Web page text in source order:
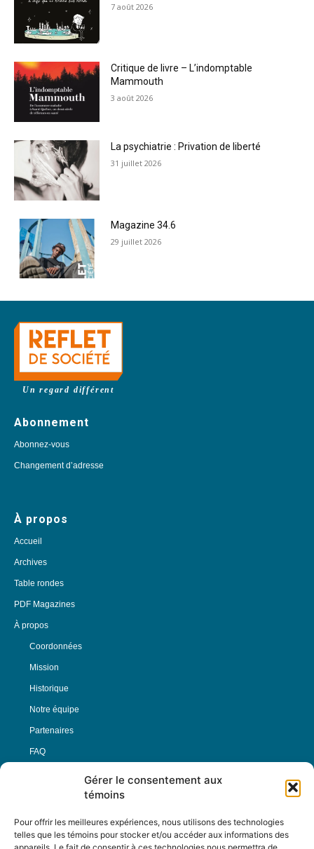
Gérer le consentement aux
témoins
Pour offrir les meilleures expériences, nous utilisons des technologies
telles que les témoins pour stocker et/ou accéder aux informations des
7 août 2026
Critique de livre – L’indomptable
Mammouth
3 août 2026
La psychiatrie : Privation de liberté
31 juillet 2026
Magazine 34.6
29 juillet 2026
Un regard différent
Abonnement
Abonnez-vous
Changement d’adresse
À propos
Accueil
Archives
Table rondes
PDF Magazines
À propos
Coordonnées
Mission
Historique
Notre équipe
Partenaires
FAQ